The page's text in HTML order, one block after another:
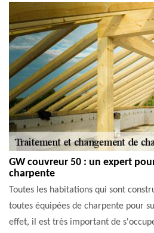
GW couvreur 50 : un expert
charpente
Toutes les habitations qui sont
toutes équipées de charpente pour
effet, il est très important de